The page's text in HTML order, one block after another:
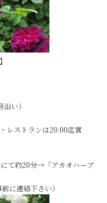
い）
レストランは20:00迄営
て約20分→「アカオハーブ
に連絡下さい）